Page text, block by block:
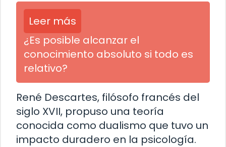
Leer más
¿Es posible alcanzar el
conocimiento absoluto si todo es
relativo?
René Descartes, filósofo francés del
siglo XVII, propuso una teoría
conocida como dualismo que tuvo un
impacto duradero en la psicología.